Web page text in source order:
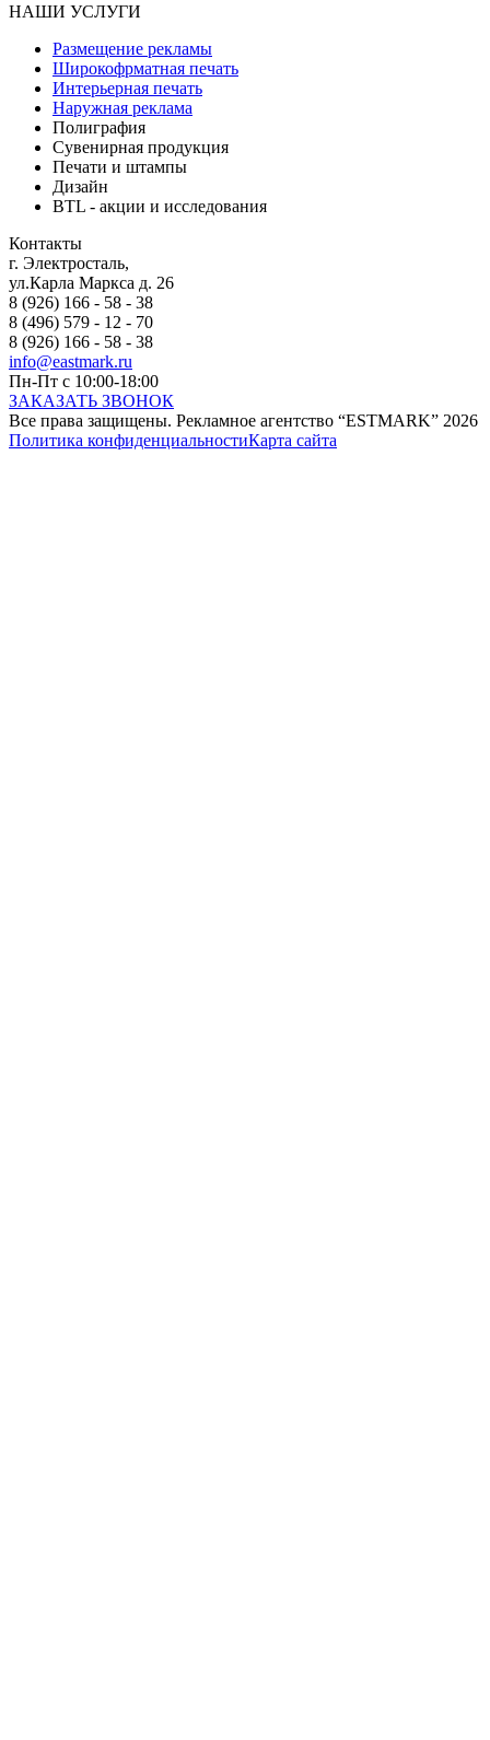
НАШИ УСЛУГИ
Размещение рекламы
Широкофрматная печать
Интерьерная печать
Наружная реклама
Полиграфия
Сувенирная продукция
Печати и штампы
Дизайн
BTL - акции и исследования
Контакты
г. Электросталь,
ул.Карла Маркса д. 26
8 (926) 166 - 58 - 38
8 (496) 579 - 12 - 70
8 (926) 166 - 58 - 38
info@eastmark.ru
Пн-Пт с 10:00-18:00
ЗАКАЗАТЬ ЗВОНОК
Все права защищены. Рекламное агентство “ESTMARK” 2026
Политика конфиденциальностиКарта сайта